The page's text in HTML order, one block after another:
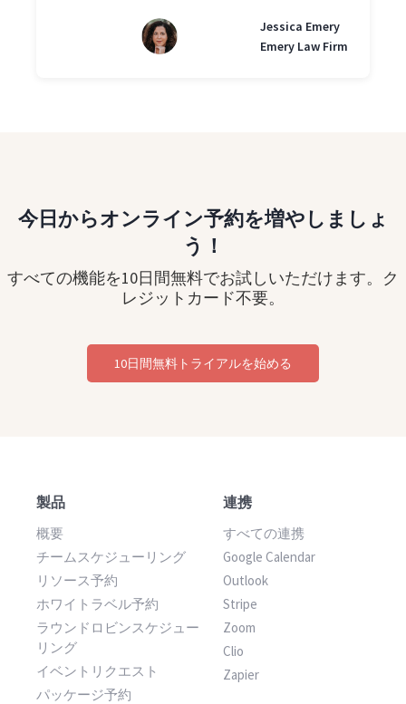
Jessica Emery
Emery Law Firm
今日からオンライン予約を増やしましょ
う！
すべての機能を10日間無料でお試しいただけます。ク
レジットカード不要。
10日間無料トライアルを始める
製品
概要
チームスケジューリング
リソース予約
ホワイトラベル予約
ラウンドロビンスケジュー
リング
イベントリクエスト
パッケージ予約
連携
すべての連携
Google Calendar
Outlook
Stripe
Zoom
Clio
Zapier